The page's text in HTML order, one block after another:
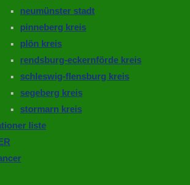
neumünster stadt
pinneberg kreis
plön kreis
rendsburg-eckernförde kreis
schleswig-flensburg kreis
segeberg kreis
stormarn kreis
liste